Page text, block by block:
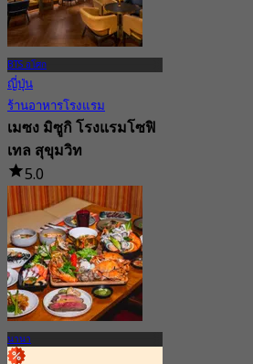
BTS อโศก
ญี่ปุ่น
ร้านอาหารโรงแรม
เมซง มิซูกิ โรงแรมโซฟิ
เทล สุขุมวิท
5.0
69 การจอง
จาก฿ 1,500
นานา